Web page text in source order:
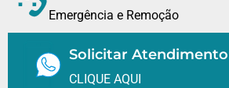
Emergência e Remoção
Solicitar Atendimento
CLIQUE AQUI